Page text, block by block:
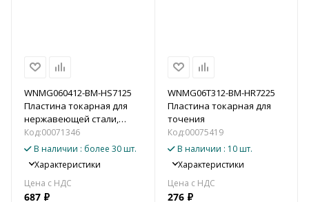
WNMG060412-BM-HS7125
Пластина токарная для
нержавеющей стали,
получистовая обработка
для точения
Код:00071346
В наличии : более 30 шт.
Характеристики
687 ₽
WNMG06T312-BM-HR7225
Пластина токарная для
точения
Код:00075419
В наличии : 10 шт.
Характеристики
276₽